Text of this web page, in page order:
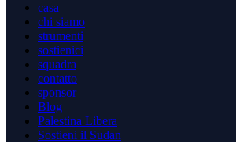
casa
chi siamo
strumenti
sostienici
squadra
contatto
sponsor
Blog
Palestina Libera
Sostieni il Sudan